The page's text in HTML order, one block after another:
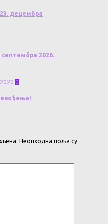
децембра
2026.
0
Неопходна поља су